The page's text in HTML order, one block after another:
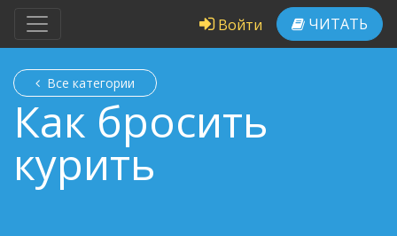
Войти ЧИТАТЬ
Все категории
Как бросить
курить